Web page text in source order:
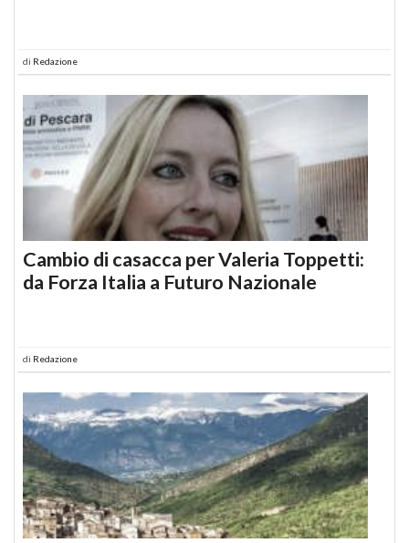
di Redazione
Cambio di casacca per Valeria Toppetti:
da Forza Italia a Futuro Nazionale
di Redazione